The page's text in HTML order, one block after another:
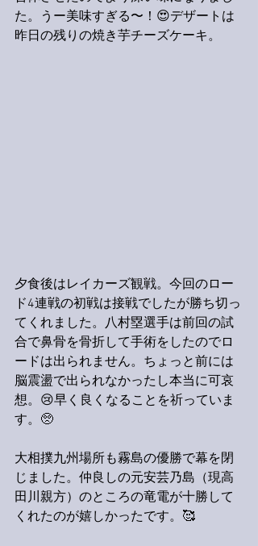
た。うー美味すぎる〜！😍デザートは
昨日の残りの焼き芋チーズケーキ。
夕食後はレイカーズ観戦。今回のロー
ド4連戦の初戦は接戦でしたが勝ち切っ
てくれました。八村塁選手は前回の試
合で鼻骨を骨折して手術をしたのでロ
ードは出られません。ちょっと前には
脳震盪で出られなかったし本当に可哀
想。😢早く良くなることを祈っていま
す。🥺
大相撲九州場所も霧島の優勝で幕を閉
じました。仲良しの元安芸乃島（現高
田川親方）のところの竜電が十勝して
くれたのが嬉しかったです。🥰